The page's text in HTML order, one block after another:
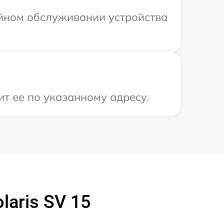
обслуживании устройства
ее по указанному адресу.
SV 15